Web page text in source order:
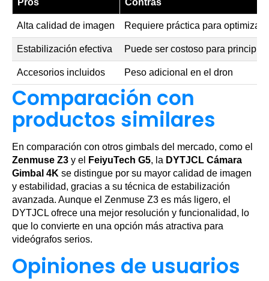
Pros Contras
Alta calidad de imagen Requiere práctica para optimizar
Estabilización efectiva Puede ser costoso para
Accesorios incluidos Peso adicional en el dron
Comparación con
productos similares
En comparación con otros gimbals del mercado, como el
Zenmuse Z3 y el FeiyuTech G5, la DYTJCL Cámara
Gimbal 4K se distingue por su mayor calidad de imagen
y estabilidad, gracias a su técnica de estabilización
avanzada. Aunque el Zenmuse Z3 es más ligero, el
DYTJCL ofrece una mejor resolución y funcionalidad, lo
que lo convierte en una opción más atractiva para
videógrafos serios.
Opiniones de usuarios